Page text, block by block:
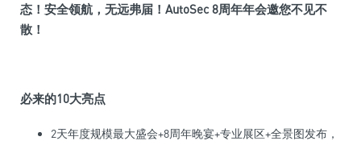
态！安全领航，无远弗届！AutoSec 8周年年会邀您不见不
散！
必来的10大亮点
2天年度规模最大盛会+8周年晚宴+专业展区+全景图发布，